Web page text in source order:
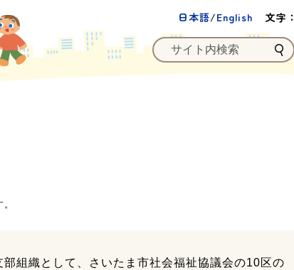
日本語/English 文字：
部組織として、さいたま市社会福祉協議会の10区の